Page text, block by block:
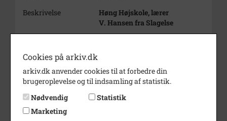
Beskrivelse
Høng Højskole, lærer
V. Hansen fra Slagelse
Dateringsnote
Fotograf
Jens Hansen
Se på kort
Type
Cookies på arkiv.dk
arkiv.dk anvender cookies til at forbedre din
brugeroplevelse og til indsamling af statistik.
Nødvendig
Statistik
Marketing